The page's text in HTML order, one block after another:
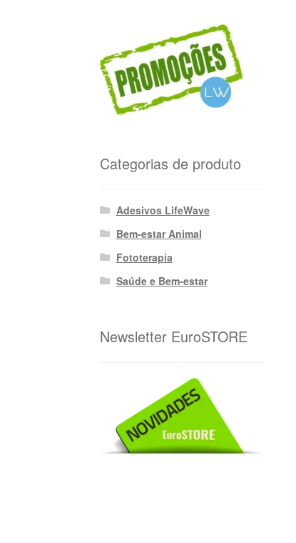
Categorias de produto
Adesivos LifeWave
Bem-estar Animal
Fototerapia
Saúde e Bem-estar
Newsletter EuroSTORE